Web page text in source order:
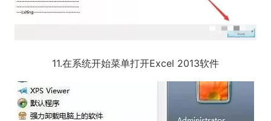
11.在系统开始菜单打开Excel 2013软件